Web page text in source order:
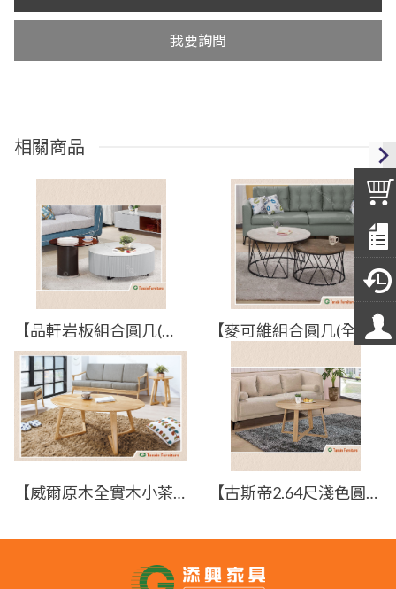
我要詢問
相關商品
【品軒岩板組合圓几(全組)】【2024-J498-3】【添興家具】 【麥可維組合圓几(全組)】【2024-J513-2】【添興家具】
【威爾原木全實木小茶几】【2025-HYB321-05】【添興家具】 【古斯帝2.64尺淺色圓几】【2025-J298-2】【添興家具】